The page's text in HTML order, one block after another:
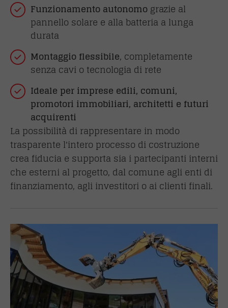
Funzionamento autonomograzie al
pannello solare e alla batteria a lunga
durata
Montaggio flessibile, completamente
senza cavi o tecnologia di rete
Ideale per imprese edili, comuni,
promotori immobiliari, architetti e futuri
acquirenti
La possibilità di rappresentare in modo
trasparente l'intero processo di costruzione
crea fiducia e supporta sia i partecipanti interni
che esterni al progetto, dal comune agli enti di
finanziamento, agli investitori o ai clienti finali.